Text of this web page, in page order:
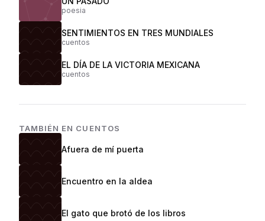
poesia
SENTIMIENTOS EN TRES MUNDIALES
cuentos
EL DÍA DE LA VICTORIA MEXICANA
cuentos
TAMBIÉN EN CUENTOS
Afuera de mí puerta
Encuentro en la aldea
El gato que brotó de los libros